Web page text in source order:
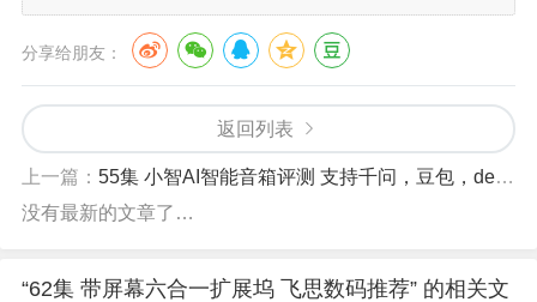
分享给朋友：
返回列表
上一篇： 55集 小智AI智能音箱评测 支持千问，豆包，deepseek模型
没有最新的文章了…
“62集 带屏幕六合一扩展坞 飞思数码推荐” 的相关文